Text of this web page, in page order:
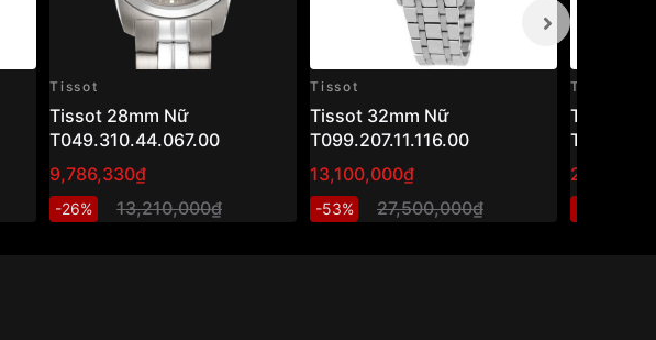
Tissot
Tissot 28mm Nữ
T049.310.44.067.00
9,786,330₫
-26% 13,210,000₫
Tissot
Tissot 32mm Nữ
T099.207.11.116.00
13,100,000₫
-53% 27,500,000₫
Tissot
Tissot